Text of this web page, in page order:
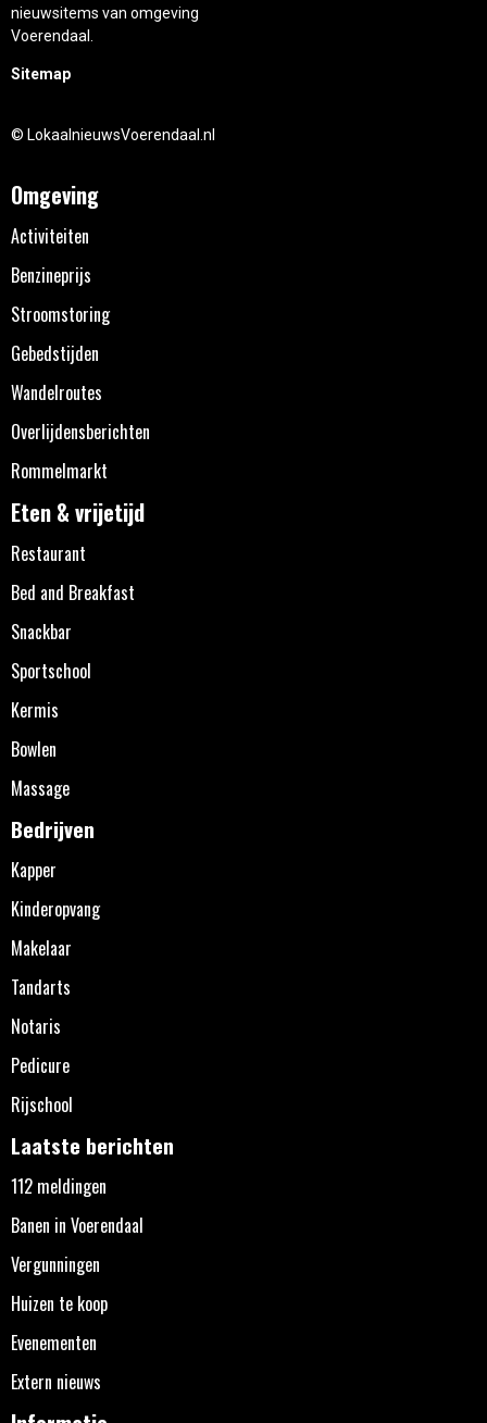
nieuwsitems van omgeving
Voerendaal.
Sitemap
© LokaalnieuwsVoerendaal.nl
Omgeving
Activiteiten
Benzineprijs
Stroomstoring
Gebedstijden
Wandelroutes
Overlijdensberichten
Rommelmarkt
Eten & vrijetijd
Restaurant
Bed and Breakfast
Snackbar
Sportschool
Kermis
Bowlen
Massage
Bedrijven
Kapper
Kinderopvang
Makelaar
Tandarts
Notaris
Pedicure
Rijschool
Laatste berichten
112 meldingen
Banen in Voerendaal
Vergunningen
Huizen te koop
Evenementen
Extern nieuws